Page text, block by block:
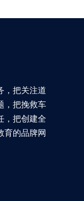
，把关注道
，把挽救车
，把创建全
育的品牌网